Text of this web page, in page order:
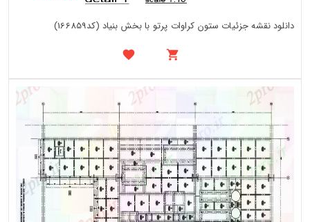
دانلود نقشه جزئیات ستون کراوات پرتو با بخش بنیاد (کد166859)